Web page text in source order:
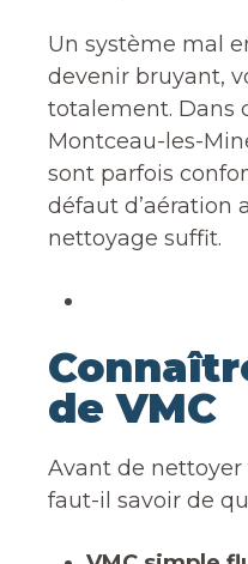
Un système mal
devenir bruyant,
totalement. Dans
Montceau-les-
sont parfois
défaut d’aération
nettoyage suffit.
de VMC
Avant de nettoyer
faut-il savoir de